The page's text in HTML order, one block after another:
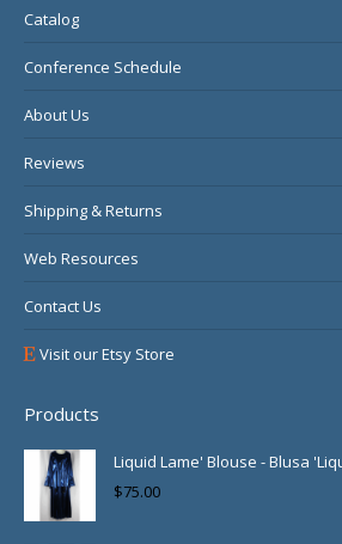
windowwindow
Catalog
Conference Schedule
About Us
Reviews
Shipping & Returns
Web Resources
Contact Us
Visit our Etsy Store
Products
Liquid Lame' Blouse - Blusa
$75.00